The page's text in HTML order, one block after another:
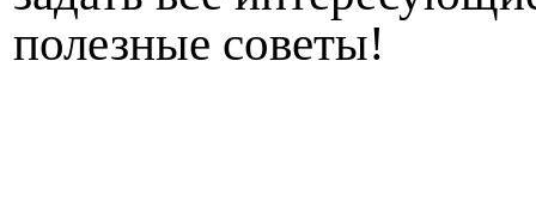
полезные советы!